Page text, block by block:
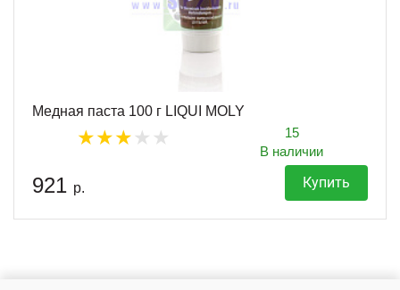
Медная паста 100 г LIQUI MOLY
15
В наличии
921 р. Купить